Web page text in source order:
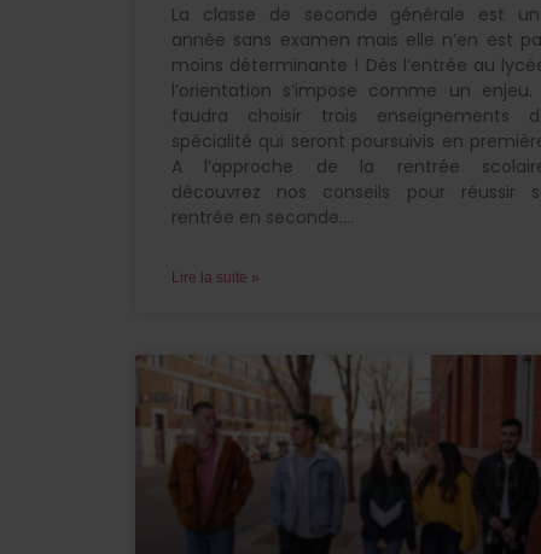
La classe de seconde générale est
année sans examen mais elle n’en est
moins déterminante ! Dès l’entrée au
l’orientation s’impose comme un enjeu.
faudra choisir trois enseignements
spécialité qui seront poursuivis en
A l’approche de la rentrée
découvrez nos conseils pour réussir
rentrée en seconde.
Lire la suite »